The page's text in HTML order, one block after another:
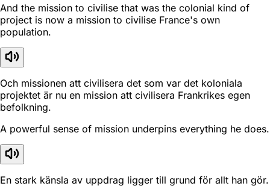
And the mission to civilise that was the colonial kind of
project is now a mission to civilise France's own
population.
Och missionen att civilisera det som var det koloniala
projektet är nu en mission att civilisera Frankrikes egen
befolkning.
A powerful sense of mission underpins everything he does.
En stark känsla av uppdrag ligger till grund för allt han gör.